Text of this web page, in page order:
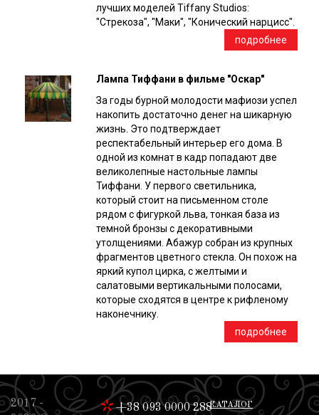
лучших моделей Tiffany Studios:
"Стрекоза", "Маки", "Конический нарцисс".
подробнее
Лампа Тиффани в фильме "Оскар"
За годы бурной молодости мафиози успел
накопить достаточно денег на шикарную
жизнь. Это подтверждает
респектабельный интерьер его дома. В
одной из комнат в кадр попадают две
великолепные настольные лампы
Тиффани. У первого светильника,
который стоит на письменном столе
рядом с фигуркой льва, тонкая база из
темной бронзы с декоративными
утолщениями. Абажур собран из крупных
фрагментов цветного стекла. Он похож на
яркий купол цирка, с желтыми и
салатовыми вертикальными полосами,
которые сходятся в центре к рифленому
наконечнику.
подробнее
2017 -
+38 093 0000 288КАТАЛОГ